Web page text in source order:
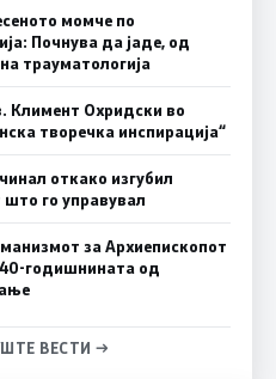
момче по
Почнува да јаде, од
трауматологија
Климент Охридски во
творечка инспирација“
откако изгубил
го управувал
за Архиепископот
годишнината од
ВЕСТИ →